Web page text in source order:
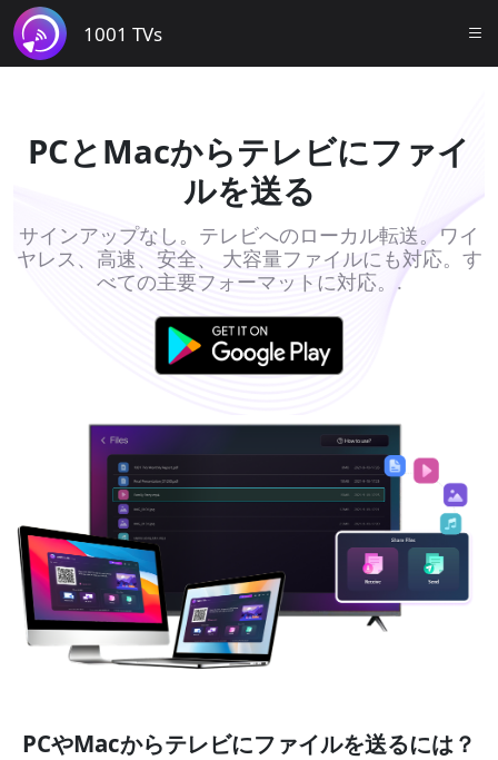
1001 TVs
PCとMacからテレビにファイ
ルを送る
サインアップなし。テレビへのローカル転送。ワイ
ヤレス、高速、安全、 大容量ファイルにも対応。す
べての主要フォーマットに対応。.
PCやMacからテレビにファイルを送るには？